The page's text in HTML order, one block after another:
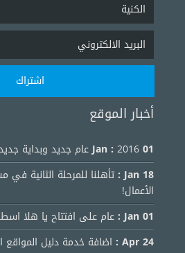
أخبار الموقع
01 Jan :2016 عام جديد وبداية جديدة
18 Jan :
تأهلنا للمرحلة الثانية في
الأعمال!
01 Jan :
عام على افتتاح يا هلا
24 Apr :
اضافة خدمة دليل المواقع